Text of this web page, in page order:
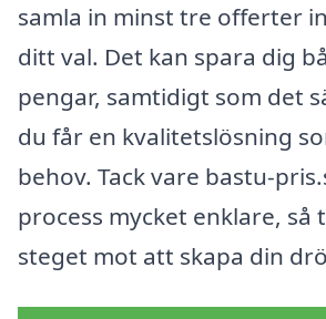
samla in minst tre offerter
ditt val. Det kan spara dig
pengar, samtidigt som det
du får en kvalitetslösning
behov. Tack vare bastu-
process mycket enklare, så
steget mot att skapa din